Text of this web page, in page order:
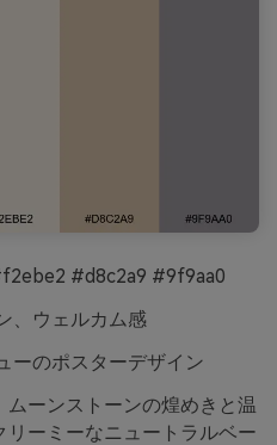
#d8c2a9 #9f9aa0
、ウェルカム感
ーのポスターデザイン
ーンストーンの煌めきと温
ーミーなニュートラルベー